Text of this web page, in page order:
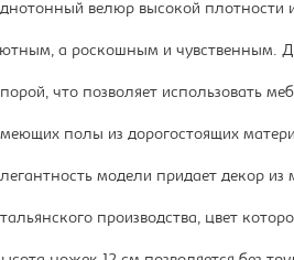
велюр высокой плотности
а роскошным и чувственным.
что позволяет использовать
полы из дорогостоящих
модели придает декор
производства, цвет